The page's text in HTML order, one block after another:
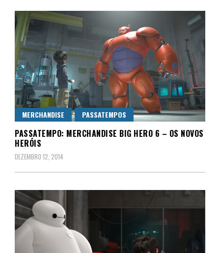
MERCHANDISE PASSATEMPOS
PASSATEMPO: MERCHANDISE BIG HERO 6 – OS NOVOS
HERÓIS
DEZEMBRO 12, 2014